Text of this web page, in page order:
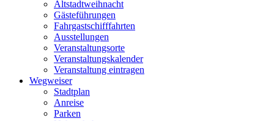
Altstadtweihnacht
Gästeführungen
Fahrgastschifffahrten
Ausstellungen
Veranstaltungsorte
Veranstaltungskalender
Veranstaltung eintragen
Wegweiser
Stadtplan
Anreise
Parken